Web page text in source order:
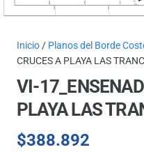
Inicio / Planos del Borde
CRUCES A PLAYA LAS
VI-
PLAYA LAS
$388.892